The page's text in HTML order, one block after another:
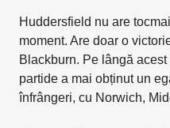
Huddersfield nu are
moment. Are doar o
Blackburn. Pe lângă
partide a mai obținut un
înfrângeri, cu Norwich,